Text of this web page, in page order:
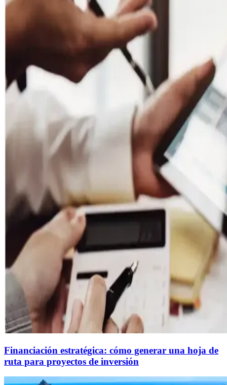
Financiación estratégica: cómo generar una hoja de
ruta para proyectos de inversión